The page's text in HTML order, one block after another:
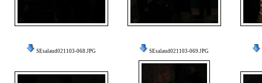
SEsalaud021103-068.JPG SEsalaud021103-069.JPG